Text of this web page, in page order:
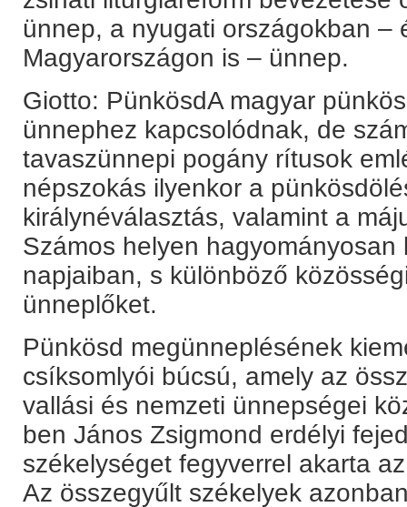
ünnep, a nyugati országokban –
Magyarországon is – ünnep.
Giotto: PünkösdA magyar
ünnephez kapcsolódnak, de
tavaszünnepi pogány rítusok
népszokás ilyenkor a
királynéválasztás, valamint a
Számos helyen
napjaiban, s különböző
ünneplőket.
Pünkösd megünneplésének
csíksomlyói búcsú, amely az
vallási és nemzeti ünnepségei
ben János Zsigmond erdélyi
székelységet fegyverrel akarta
Az összegyűlt székelyek